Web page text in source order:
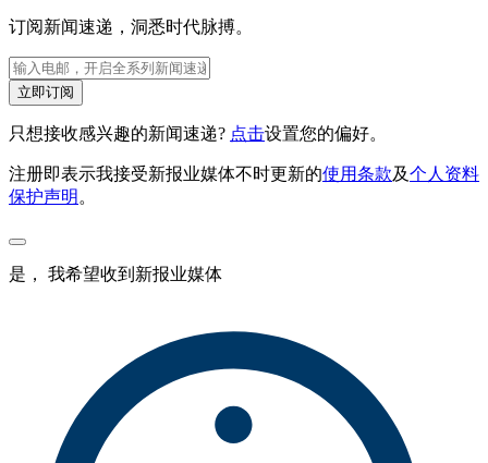
订阅新闻速递，洞悉时代脉搏。
立即订阅
只想接收感兴趣的新闻速递? 点击设置您的偏好。
注册即表示我接受新报业媒体不时更新的使用条款及个人资料
保护声明。
是， 我希望收到新报业媒体